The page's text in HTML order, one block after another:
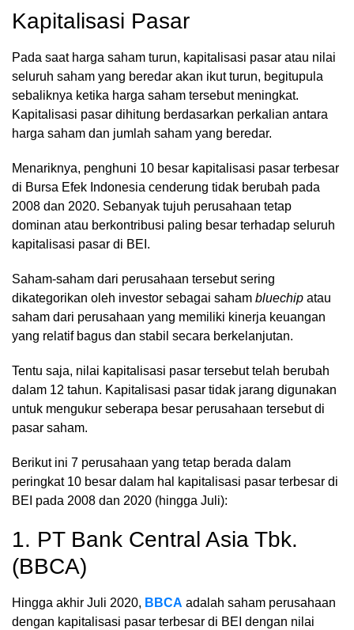
Kapitalisasi Pasar
Pada saat harga saham turun, kapitalisasi pasar atau nilai
seluruh saham yang beredar akan ikut turun, begitupula
sebaliknya ketika harga saham tersebut meningkat.
Kapitalisasi pasar dihitung berdasarkan perkalian antara
harga saham dan jumlah saham yang beredar.
Menariknya, penghuni 10 besar kapitalisasi pasar terbesar
di Bursa Efek Indonesia cenderung tidak berubah pada
2008 dan 2020. Sebanyak tujuh perusahaan tetap
dominan atau berkontribusi paling besar terhadap seluruh
kapitalisasi pasar di BEI.
Saham-saham dari perusahaan tersebut sering
dikategorikan oleh investor sebagai saham bluechip atau
saham dari perusahaan yang memiliki kinerja keuangan
yang relatif bagus dan stabil secara berkelanjutan.
Tentu saja, nilai kapitalisasi pasar tersebut telah berubah
dalam 12 tahun. Kapitalisasi pasar tidak jarang digunakan
untuk mengukur seberapa besar perusahaan tersebut di
pasar saham.
Berikut ini 7 perusahaan yang tetap berada dalam
peringkat 10 besar dalam hal kapitalisasi pasar terbesar di
BEI pada 2008 dan 2020 (hingga Juli):
1. PT Bank Central Asia Tbk.
(BBCA)
Hingga akhir Juli 2020, BBCA adalah saham perusahaan
dengan kapitalisasi pasar terbesar di BEI dengan nilai